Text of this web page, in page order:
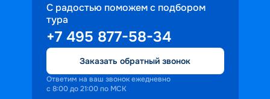
С радостью поможем с подбором
тура
+7 495 877-58-34
Заказать обратный звонок
Ответим на ваш звонок ежедневно
с 8:00 до 21:00 по МСК